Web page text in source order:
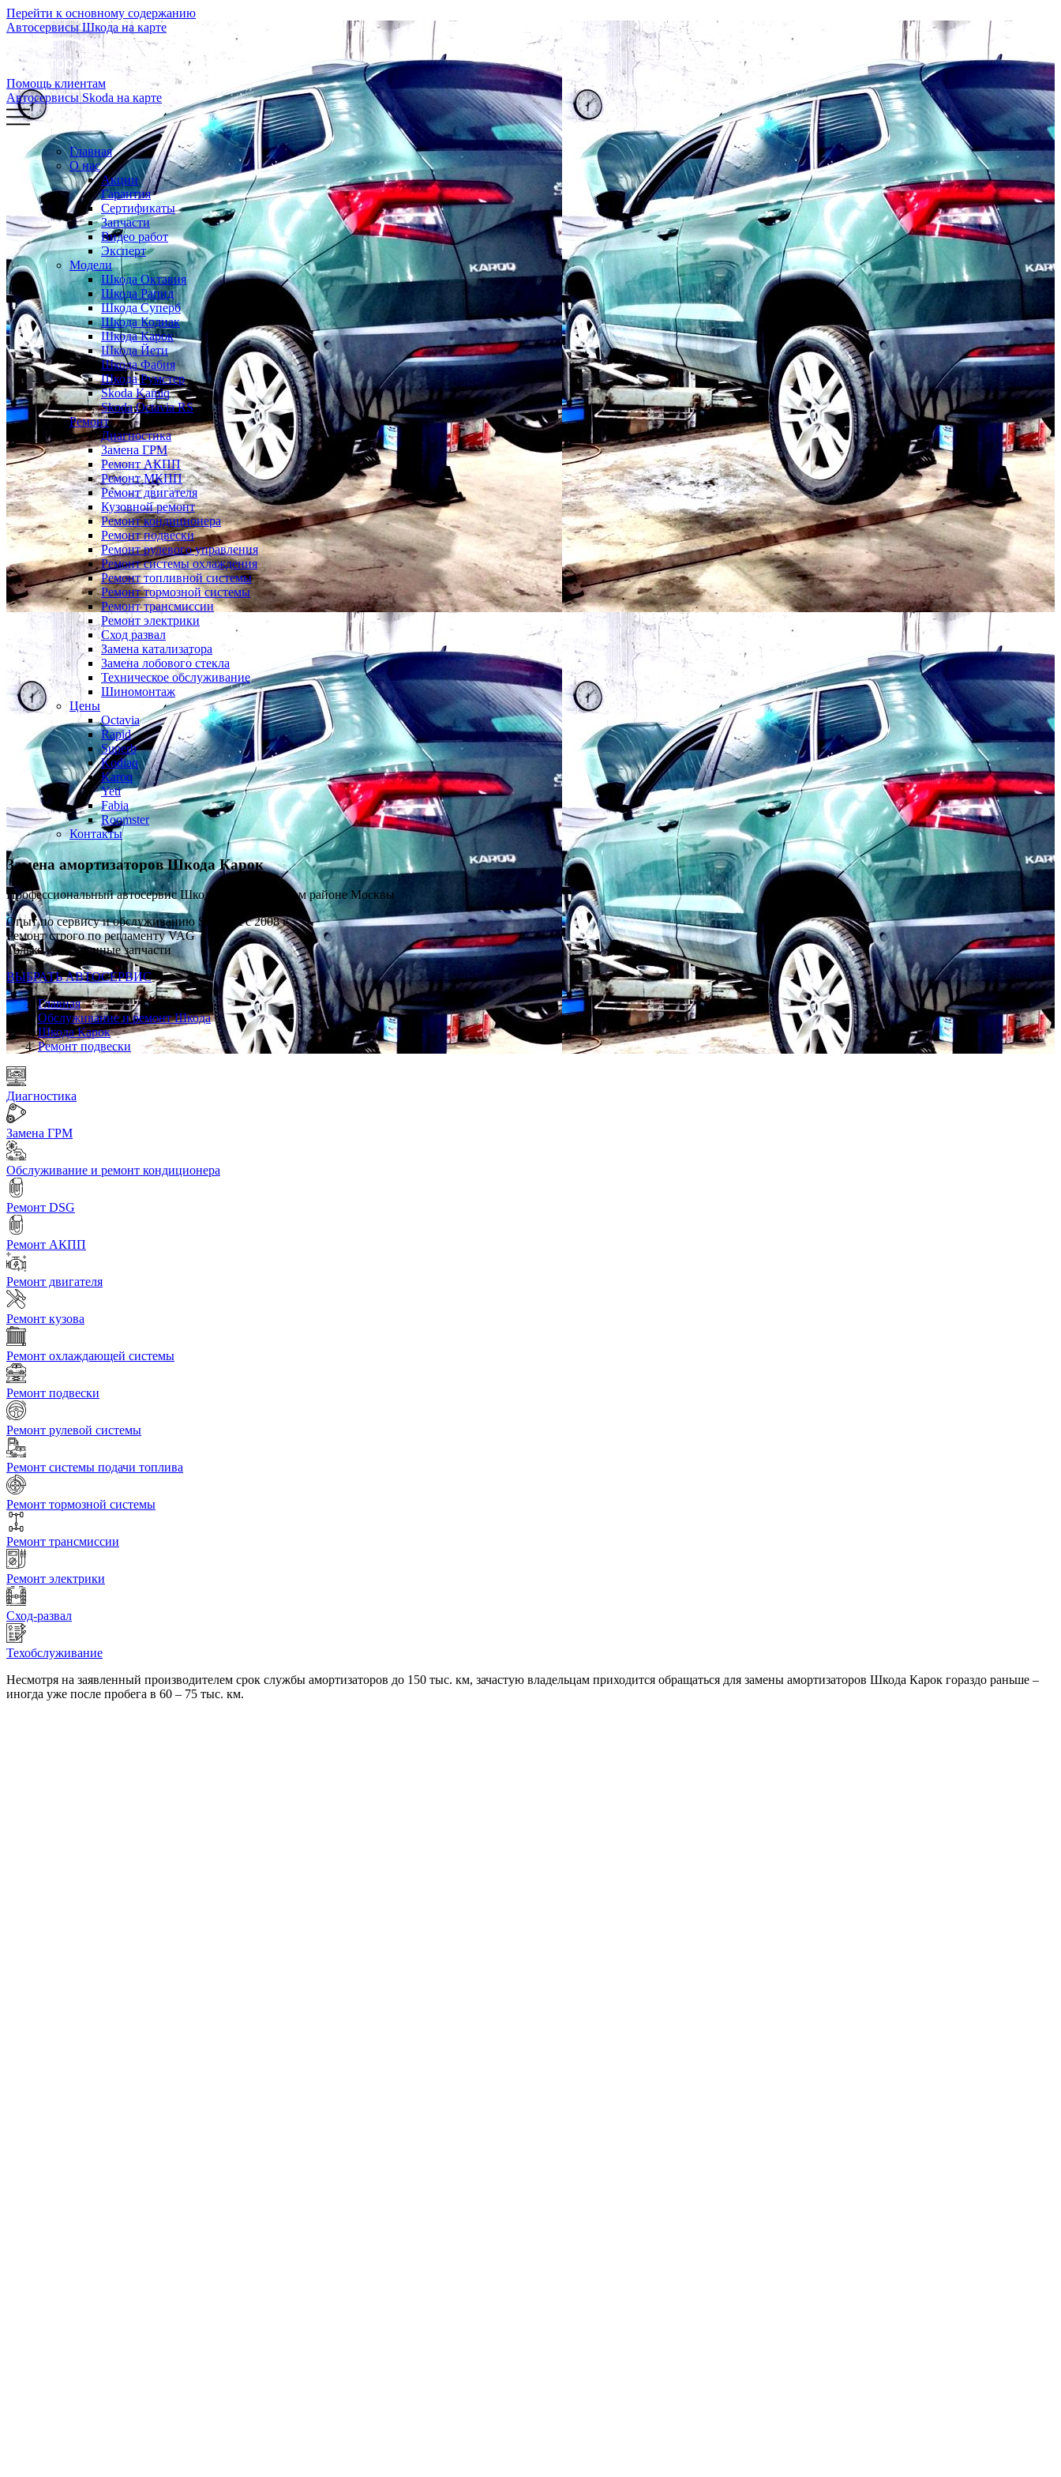
Перейти к основному содержанию
Автосервисы Шкода на карте
Помощь клиентам
Автосервисы Skoda на карте
Главная
О нас
Акции
Гарантия
Сертификаты
Запчасти
Видео работ
Эксперт
Модели
Шкода Октавия
Шкода Рапид
Шкода Суперб
Шкода Кодиак
Шкода Карок
Шкода Йети
Шкода Фабия
Шкода Румстер
Skoda Kamiq
Skoda Octavia RS
Ремонт
Диагностика
Замена ГРМ
Ремонт АКПП
Ремонт МКПП
Ремонт двигателя
Кузовной ремонт
Ремонт кондиционера
Ремонт подвески
Ремонт рулевого управления
Ремонт системы охлаждения
Ремонт топливной системы
Ремонт тормозной системы
Ремонт трансмиссии
Ремонт электрики
Сход развал
Замена катализатора
Замена лобового стекла
Техническое обслуживание
Шиномонтаж
Цены
Octavia
Rapid
Superb
Kodiaq
Karoq
Yeti
Fabia
Roomster
Контакты
Замена амортизаторовШкода Карок
Профессиональный автосервис Шкода Карок в каждом районе Москвы
Опыт по сервису и обслуживанию SKODA с 2008 г
Ремонт строго по регламенту VAG
Только качественные запчасти
ВЫБРАТЬ АВТОСЕРВИС
Главная
Обслуживание и ремонт Шкода
Шкода Карок
Ремонт подвески
Диагностика
Замена ГРМ
Обслуживание и ремонт кондиционера
Ремонт DSG
Ремонт АКПП
Ремонт двигателя
Ремонт кузова
Ремонт охлаждающей системы
Ремонт подвески
Ремонт рулевой системы
Ремонт системы подачи топлива
Ремонт тормозной системы
Ремонт трансмиссии
Ремонт электрики
Сход-развал
Техобслуживание
Несмотря на заявленный производителем срок службы амортизаторов до 150 тыс. км, зачастую владельцам приходится обращаться для замены амортизаторов Шкода Карок гораздо раньше –
иногда уже после пробега в 60 – 75 тыс. км.